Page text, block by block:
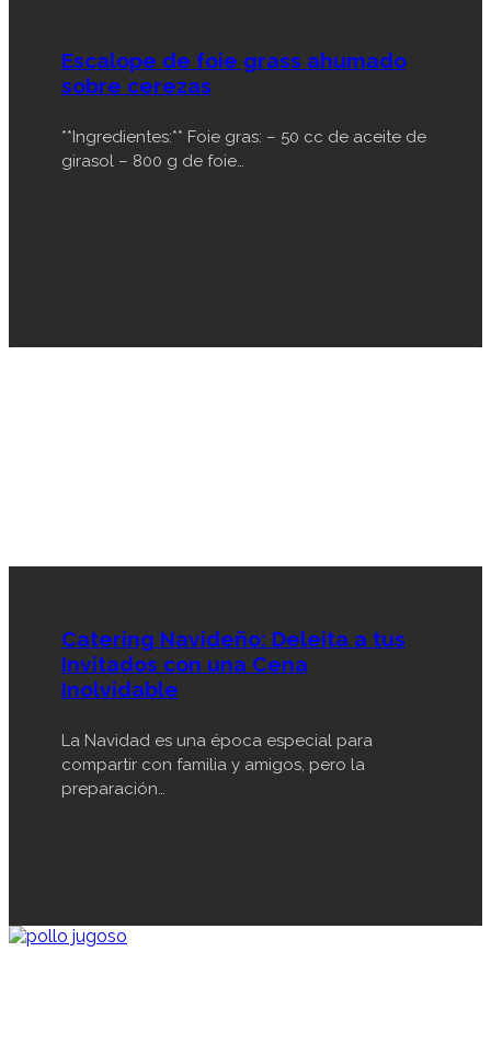
Escalope de foie grass ahumado
sobre cerezas
**Ingredientes:** Foie gras: – 50 cc de aceite de
girasol – 800 g de foie…
Catering Navideño: Deleita a tus
Invitados con una Cena
Inolvidable
La Navidad es una época especial para
compartir con familia y amigos, pero la
preparación…